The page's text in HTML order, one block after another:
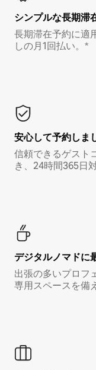
シンプルな長期滞
長期滞在予約に適
しの月1回払い。*
安心して予約しま
信頼できるゲスト
き、24時間365日
デジタルノマド⁠に
出張の多いプロフ
専用スペースを備